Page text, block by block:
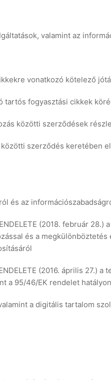
valamint az
vonatkozó kötelező
tartós fogyasztási cikkek
közötti szerződések
szerződés
és az
(2018. február
és a
(2016. április
a 95/46/EK rendelet
a digitális tartalom